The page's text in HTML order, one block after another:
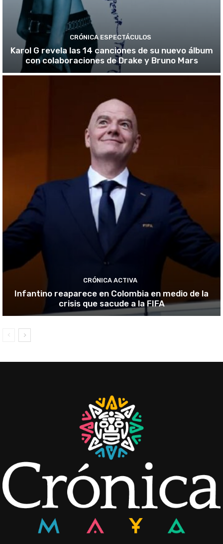
CRÓNICA ESPECTÁCULOS
Karol G revela las 14 canciones de su nuevo álbum
con colaboraciones de Drake y Bruno Mars
CRÓNICA ACTIVA
Infantino reaparece en Colombia en medio de la
crisis que sacude a la FIFA